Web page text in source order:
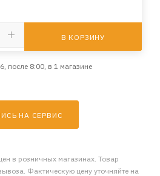
В КОРЗИНУ
после 8:00, в 1 магазине
НА СЕРВИС
в розничных магазинах. Товар
Фактическую цену уточняйте на